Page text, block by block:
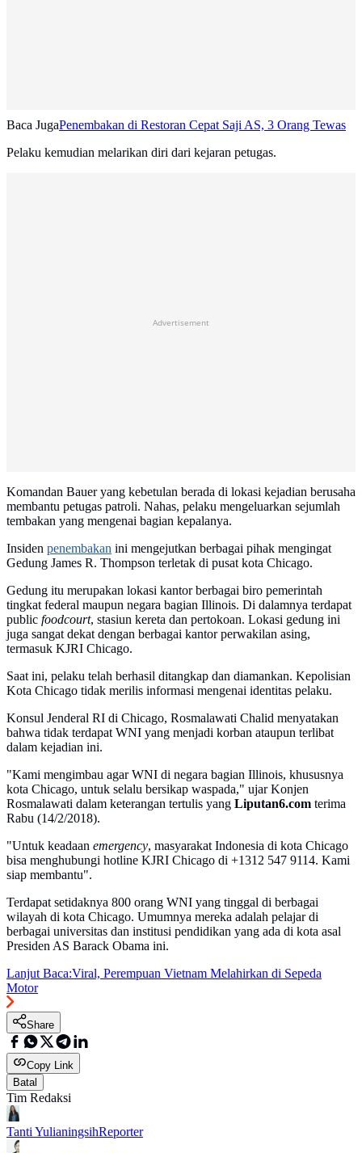
Baca JugaPenembakan di Restoran Cepat Saji AS, 3 Orang Tewas
Pelaku kemudian melarikan diri dari kejaran petugas.
Advertisement
Komandan Bauer yang kebetulan berada di lokasi kejadian berusaha
membantu petugas patroli. Nahas, pelaku mengeluarkan sejumlah
tembakan yang mengenai bagian kepalanya.
Insiden penembakan ini mengejutkan berbagai pihak mengingat
Gedung James R. Thompson terletak di pusat kota Chicago.
Gedung itu merupakan lokasi kantor berbagai biro pemerintah
tingkat federal maupun negara bagian Illinois. Di dalamnya terdapat
public foodcourt, stasiun kereta dan pertokoan. Lokasi gedung ini
juga sangat dekat dengan berbagai kantor perwakilan asing,
termasuk KJRI Chicago.
Saat ini, pelaku telah berhasil ditangkap dan diamankan. Kepolisian
Kota Chicago tidak merilis informasi mengenai identitas pelaku.
Konsul Jenderal RI di Chicago, Rosmalawati Chalid menyatakan
bahwa tidak terdapat WNI yang menjadi korban ataupun terlibat
dalam kejadian ini.
"Kami mengimbau agar WNI di negara bagian Illinois, khususnya
kota Chicago, untuk selalu bersikap waspada," ujar Konjen
Rosmalawati dalam keterangan tertulis yang Liputan6.com terima
Rabu (14/2/2018).
"Untuk keadaan emergency, masyarakat Indonesia di kota Chicago
bisa menghubungi hotline KJRI Chicago di +1312 547 9114. Kami
siap membantu".
Terdapat setidaknya 800 orang WNI yang tinggal di berbagai
wilayah di kota Chicago. Umumnya mereka adalah pelajar di
berbagai universitas dan institusi pendidikan yang ada di kota asal
Presiden AS Barack Obama ini.
Lanjut Baca:Viral, Perempuan Vietnam Melahirkan di Sepeda
Motor
Share
Copy Link
Batal
Tim Redaksi
Tanti YulianingsihReporter